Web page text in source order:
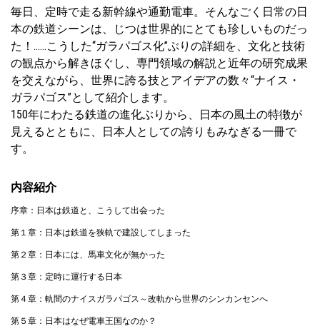
毎日、定時で走る新幹線や通勤電車。そんなごく日常の日
本の鉄道シーンは、じつは世界的にとても珍しいものだっ
た！……こうした“ガラパゴス化”ぶりの詳細を、文化と技術
の観点から解きほぐし、専門領域の解説と近年の研究成果
を交えながら、世界に誇る技とアイデアの数々“ナイス・
ガラパゴス”として紹介します。
150年にわたる鉄道の進化ぶりから、日本の風土の特徴が
見えるとともに、日本人としての誇りもみなぎる一冊で
す。
内容紹介
序章：日本は鉄道と、こうして出会った
第１章：日本は鉄道を狭軌で建設してしまった
第２章：日本には、馬車文化が無かった
第３章：定時に運行する日本
第４章：軌間のナイスガラパゴス～改軌から世界のシンカンセンへ
第５章：日本はなぜ電車王国なのか？